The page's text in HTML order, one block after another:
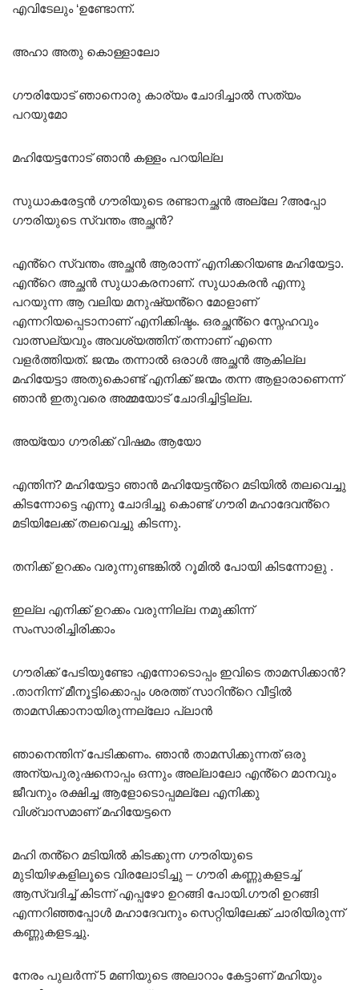
എവിടേലും ‘ഉണ്ടോന്ന്.
അഹാ അതു കൊള്ളാലോ
ഗൗരിയോട് ഞാനൊരു കാര്യം ചോദിച്ചാൽ സത്യം
പറയുമോ
മഹിയേട്ടനോട് ഞാൻ കള്ളം പറയില്ല
സുധാകരേട്ടൻ ഗൗരിയുടെ രണ്ടാനച്ഛൻ അല്ലേ ?അപ്പോ
ഗൗരിയുടെ സ്വന്തം അച്ഛൻ?
എൻ്റെ സ്വന്തം അച്ഛൻ ആരാന്ന് എനിക്കറിയണ്ട മഹിയേട്ടാ.
എൻ്റെ അച്ഛൻ സുധാകരനാണ്. സുധാകരൻ എന്നു
പറയുന്ന ആ വലിയ മനുഷ്യൻ്റെ മോളാണ്
എന്നറിയപ്പെടാനാണ് എനിക്കിഷ്ടം. ഒരച്ഛൻ്റെ സ്നേഹവും
വാത്സല്യവും അവശ്യത്തിന് തന്നാണ് എന്നെ
വളർത്തിയത്. ജന്മം തന്നാൽ ഒരാൾ അച്ഛൻ ആകില്ല
മഹിയേട്ടാ അതുകൊണ്ട് എനിക്ക് ജന്മം തന്ന ആളാരാണെന്ന്
ഞാൻ ഇതുവരെ അമ്മയോട് ചോദിച്ചിട്ടില്ല.
അയ്യോ ഗൗരിക്ക് വിഷമം ആയോ
എന്തിന്? മഹിയേട്ടാ ഞാൻ മഹിയേട്ടൻ്റെ മടിയിൽ തലവെച്ചു
കിടന്നോട്ടെ എന്നു ചോദിച്ചു കൊണ്ട് ഗൗരി മഹാദേവൻ്റെ
മടിയിലേക്ക് തലവെച്ചു കിടന്നു.
തനിക്ക് ഉറക്കം വരുന്നുണ്ടങ്കിൽ റൂമിൽ പോയി കിടന്നോളു .
ഇല്ല എനിക്ക് ഉറക്കം വരുന്നില്ല നമുക്കിന്ന്
സംസാരിച്ചിരിക്കാം
ഗൗരിക്ക് പേടിയുണ്ടോ എന്നോടൊപ്പം ഇവിടെ താമസിക്കാൻ?
.താനിന്ന് മീനൂട്ടിക്കൊപ്പം ശരത്ത് സാറിൻ്റെ വീട്ടിൽ
താമസിക്കാനായിരുന്നല്ലോ പ്ലാൻ
ഞാനെന്തിന് പേടിക്കണം. ഞാൻ താമസിക്കുന്നത് ഒരു
അന്യപുരുഷനൊപ്പം ഒന്നും അല്ലാലോ എൻ്റെ മാനവും
ജീവനും രക്ഷിച്ച ആളോടൊപ്പമല്ലേ എനിക്കു
വിശ്വാസമാണ് മഹിയേട്ടനെ
മഹി തൻ്റെ മടിയിൽ കിടക്കുന്ന ഗൗരിയുടെ
മുടിയിഴകളിലൂടെ വിരലോടിച്ചു – ഗൗരി കണ്ണുകളടച്ച്
ആസ്വദിച്ച് കിടന്ന് എപ്പഴോ ഉറങ്ങി പോയി.ഗൗരി ഉറങ്ങി
എന്നറിഞ്ഞപ്പോൾ മഹാദേവനും സെറ്റിയിലേക്ക് ചാരിയിരുന്ന്
കണ്ണുകളടച്ചു.
നേരം പുലർന്ന് 5 മണിയുടെ അലാറാം കേട്ടാണ് മഹിയും